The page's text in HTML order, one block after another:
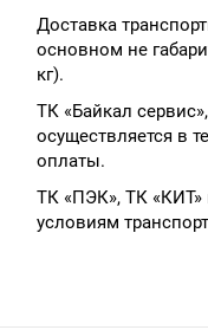
Доставка
основном не
кг).
ТК «Байкал
осуществляется в
оплаты.
ТК «ПЭК», ТК «КИТ»
условиям